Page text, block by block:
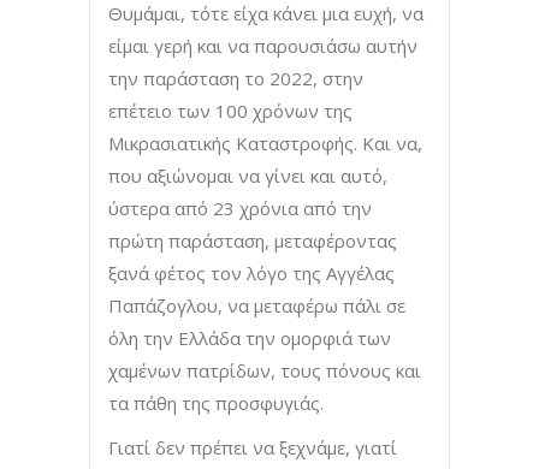
Θυμάμαι, τότε είχα κάνει μια ευχή, να
είμαι γερή και να παρουσιάσω αυτήν
την παράσταση το 2022, στην
επέτειο των 100 χρόνων της
Μικρασιατικής Καταστροφής. Και να,
που αξιώνομαι να γίνει και αυτό,
ύστερα από 23 χρόνια από την
πρώτη παράσταση, μεταφέροντας
ξανά φέτος τον λόγο της Αγγέλας
Παπάζογλου, να μεταφέρω πάλι σε
όλη την Ελλάδα την ομορφιά των
χαμένων πατρίδων, τους πόνους και
τα πάθη της προσφυγιάς.
Γιατί δεν πρέπει να ξεχνάμε, γιατί